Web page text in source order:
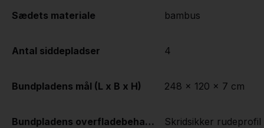
Sædets materiale
Antal siddepladser
Bundpladens mål (L x B x H)
Bundpladens overfladebehandling
bambus
4
248 x 120 x 7 cm
Skridsikker rudeprofil